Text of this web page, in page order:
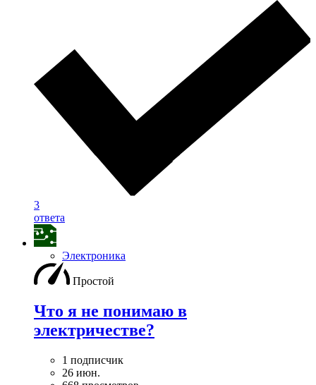
3
ответа
Электроника
Простой
Что я не понимаю в
электричестве?
1 подписчик
26 июн.